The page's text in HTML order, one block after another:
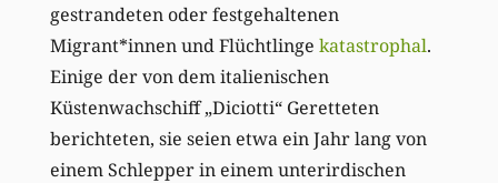
gestrandeten oder festgehaltenen
Migrant*innen und Flüchtlinge katastrophal.
Einige der von dem italienischen
Küstenwachschiff „Diciotti“ Geretteten
berichteten, sie seien etwa ein Jahr lang von
einem Schlepper in einem unterirdischen